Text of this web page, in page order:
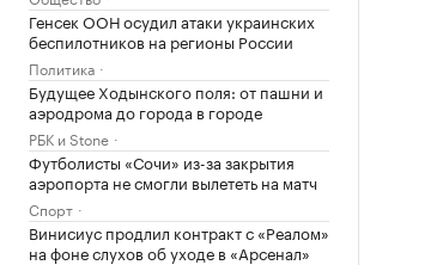
Генсек ООН осудил атаки украинских
беспилотников на регионы России
Политика
Будущее Ходынского поля: от пашни и
аэродрома до города в городе
РБК и Stone
Футболисты «Сочи» из-за закрытия
аэропорта не смогли вылететь на матч
Спорт
Винисиус продлил контракт с «Реалом»
на фоне слухов об уходе в «Арсенал»